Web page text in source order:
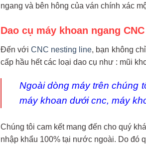
ngang và bên hông của ván chính xác
Dao cụ máy khoan ngang
Đến với CNC nesting line, bạn không
cấp hầu hết các loại dao cụ như : mũi
Ngoài dòng máy trên chúng
máy khoan dưới cnc, máy
Chúng tôi cam kết mang đến cho quý
nhập khẩu 100% tại nước ngoài. Do đó